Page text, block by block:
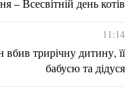
– Всесвітній день котів
11:14
трирічну дитину, її
бабусю та дідуся